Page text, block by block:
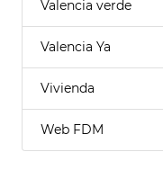
Valencia verde
Valencia Ya
Vivienda
Web FDM